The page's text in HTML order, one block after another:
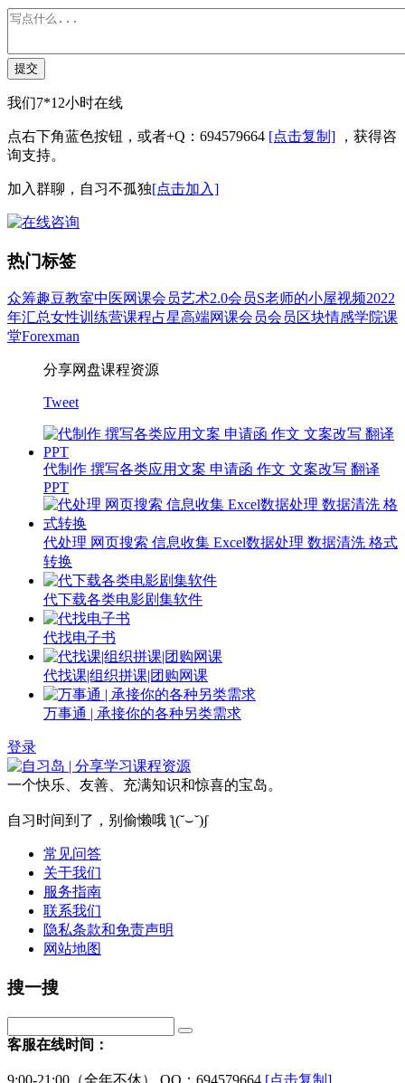
提交
我们7*12小时在线
点右下角蓝色按钮，或者+Q：694579664 [点击复制] ，获得咨
询支持。
加入群聊，自习不孤独[点击加入]
热门标签
众筹趣豆教室中医网课会员艺术2.0会员S老师的小屋视频2022
年汇总女性训练营课程占星高端网课会员会员区块情感学院课
堂Forexman
分享网盘课程资源
Tweet
代制作 撰写各类应用文案 申请函 作文 文案改写 翻译
PPT
代处理 网页搜索 信息收集 Excel数据处理 数据清洗 格式
转换
代下载各类电影剧集软件
代找电子书
代找课|组织拼课|团购网课
万事通 | 承接你的各种另类需求
登录
一个快乐、友善、充满知识和惊喜的宝岛。
自习时间到了，别偷懒哦 ƪ(˘⌣˘)ʃ
常见问答
关于我们
服务指南
联系我们
隐私条款和免责声明
网站地图
搜一搜
客服在线时间：
9:00-21:00（全年不休） QQ：694579664 [点击复制]